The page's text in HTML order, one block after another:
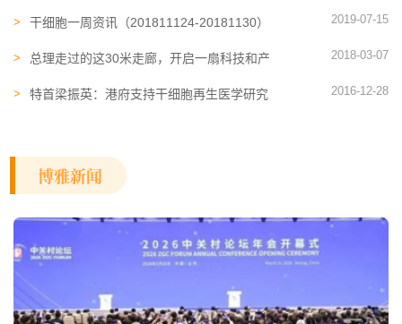
干细胞一周资讯（201811124-20181130） 2019-07-15
总理走过的这30米走廊，开启一扇科技和产
2018-03-07
特首梁振英：港府支持干细胞再生医学研究 2016-12-28
博雅新闻